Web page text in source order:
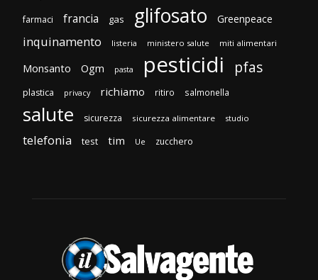
farmaci francia gas glifosato Greenpeace
inquinamento listeria ministero salute miti alimentari
Monsanto Ogm pasta pesticidi pfas
plastica privacy richiamo ritiro salmonella
salute sicurezza sicurezza alimentare studio
telefonia test tim Ue zucchero